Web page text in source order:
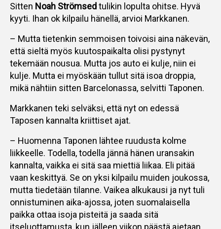
Sitten Noah Strömsedtulikin lopulta ohitse. Hyvä
kyyti. Ihan ok kilpailu hänellä, arvioi Markkanen.
– Mutta tietenkin semmoisen toivoisi aina näkevän,
että sieltä myös kuutospaikalta olisi pystynyt
tekemään nousua. Mutta jos auto ei kulje, niin ei
kulje. Mutta ei myöskään tullut sitä isoa droppia,
mikä nähtiin sitten Barcelonassa, selvitti Taponen.
Markkanen teki selväksi, että nyt on edessä
Taposen kannalta kriittiset ajat.
– Huomenna Taponen lähtee ruudusta kolme
liikkeelle. Todella, todella jännä hänen uransakin
kannalta, vaikka ei sitä saa miettiä liikaa. Eli pitää
vaan keskittyä. Se on yksi kilpailu muiden joukossa,
mutta tiedetään tilanne. Vaikea alkukausi ja nyt tuli
onnistuminen aika-ajossa, joten suomalaisella
paikka ottaa isoja pisteitä ja saada sitä
itseluottamusta, kun jälleen viikon päästä ajetaan